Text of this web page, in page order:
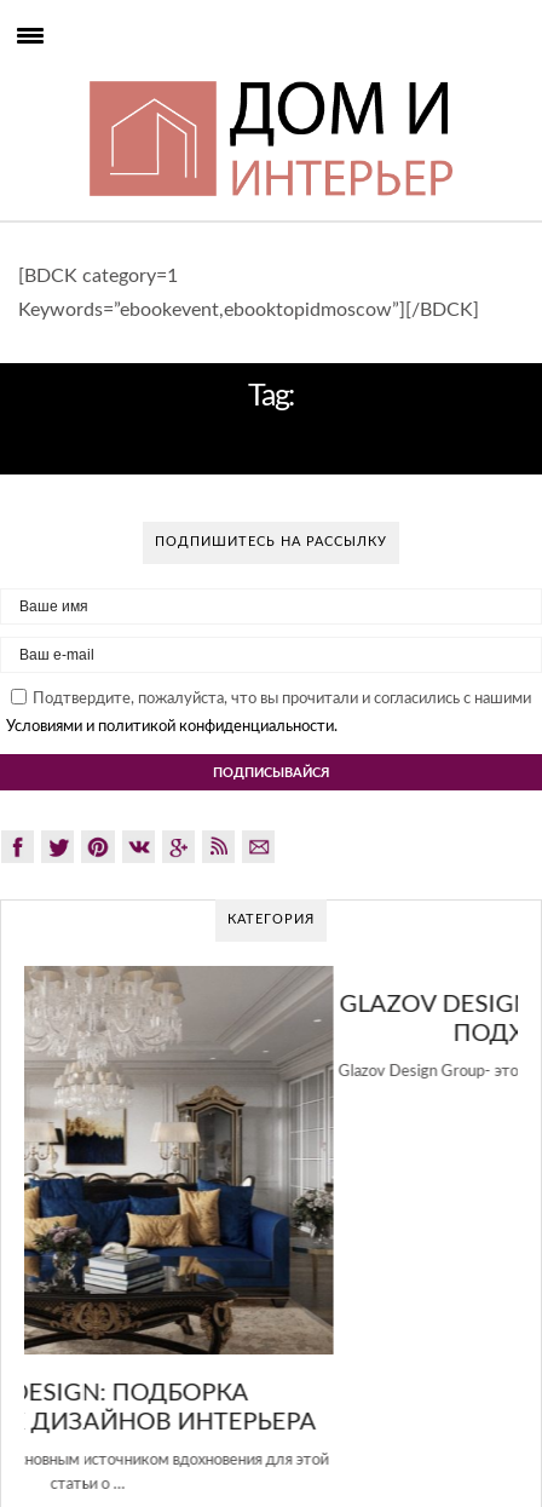
[BDCK category=1
Keywords=”ebookevent,ebooktopidmoscow”][/BDCK]
Tag:
ПОДПИШИТЕСЬ НА РАССЫЛКУ
Подтвердите, пожалуйста, что вы прочитали и согласились с нашими
Условиями и политикой конфиденциальности.
КАТЕГОРИЯ
GLAZOV DESIGN GROUP – УНИКАЛЬНЫЙ
ПОДХОД К ДИЗАЙНУ
Glazov Design Group- это одна из лучших студий дизайна интерьера